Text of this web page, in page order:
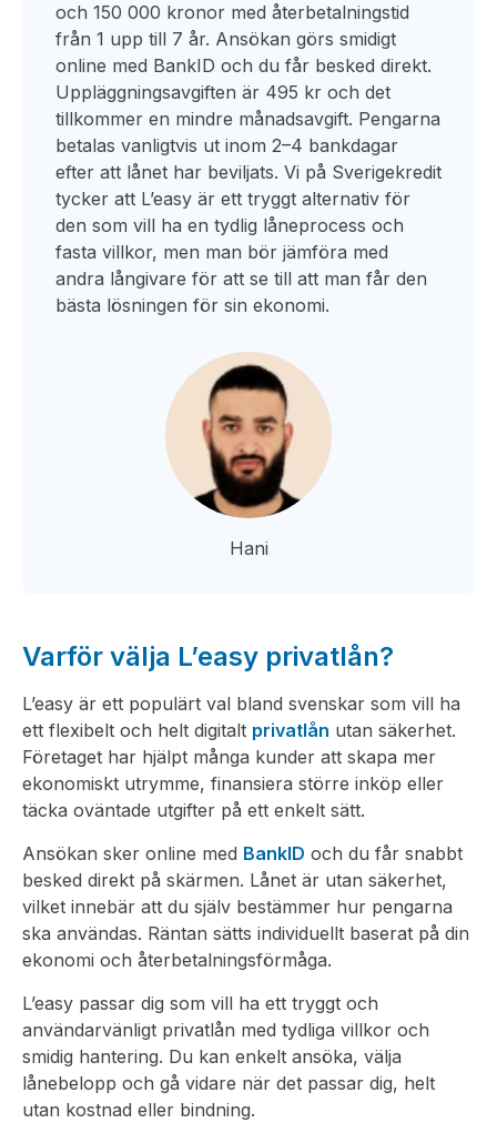
och 150 000 kronor med återbetalningstid
från 1 upp till 7 år. Ansökan görs smidigt
online med BankID och du får besked direkt.
Uppläggningsavgiften är 495 kr och det
tillkommer en mindre månadsavgift. Pengarna
betalas vanligtvis ut inom 2–4 bankdagar
efter att lånet har beviljats. Vi på Sverigekredit
tycker att L’easy är ett tryggt alternativ för
den som vill ha en tydlig låneprocess och
fasta villkor, men man bör jämföra med
andra långivare för att se till att man får den
bästa lösningen för sin ekonomi.
Hani
Varför välja L’easy privatlån?
L’easy är ett populärt val bland svenskar som vill ha
ett flexibelt och helt digitalt privatlån utan säkerhet.
Företaget har hjälpt många kunder att skapa mer
ekonomiskt utrymme, finansiera större inköp eller
täcka oväntade utgifter på ett enkelt sätt.
Ansökan sker online med BankID och du får snabbt
besked direkt på skärmen. Lånet är utan säkerhet,
vilket innebär att du själv bestämmer hur pengarna
ska användas. Räntan sätts individuellt baserat på din
ekonomi och återbetalningsförmåga.
L’easy passar dig som vill ha ett tryggt och
användarvänligt privatlån med tydliga villkor och
smidig hantering. Du kan enkelt ansöka, välja
lånebelopp och gå vidare när det passar dig, helt
utan kostnad eller bindning.